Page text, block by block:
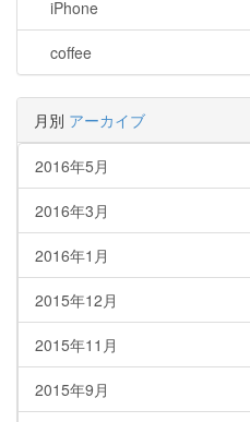
iPhone
coffee
月別 アーカイブ
2016年5月
2016年3月
2016年1月
2015年12月
2015年11月
2015年9月